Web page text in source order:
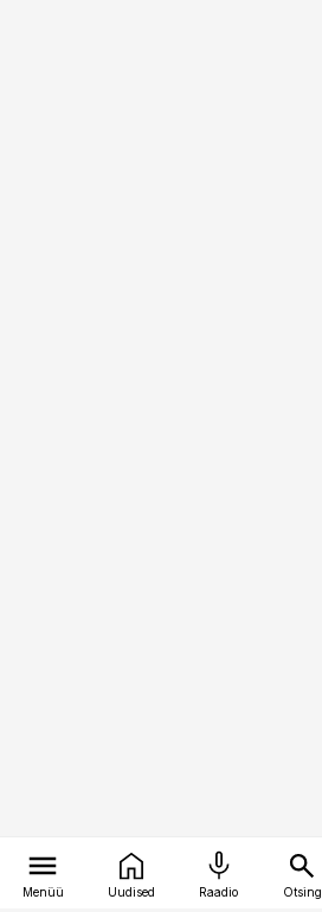
Menüü Uudised Raadio Otsing